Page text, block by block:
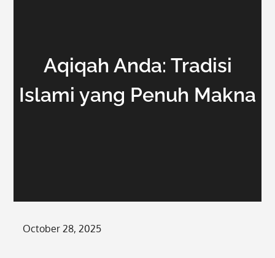
Aqiqah Anda: Tradisi
Islami yang Penuh Makna
Posted
October 28, 2025